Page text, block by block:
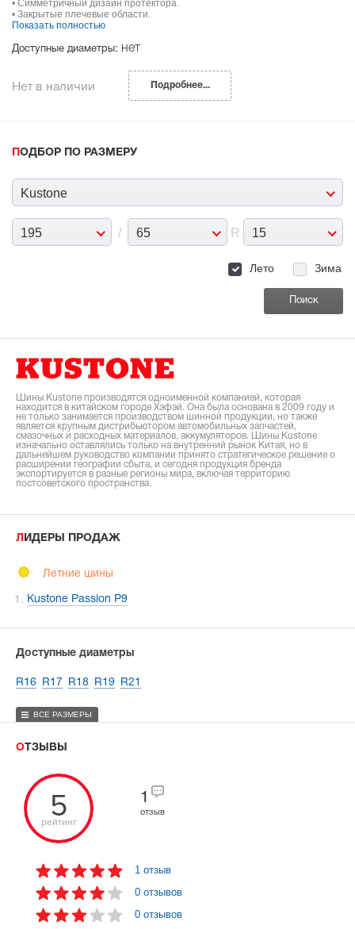
• Симметричный дизайн протектора.
• Закрытые плечевые области.
Показать полностью
Доступные диаметры: нет
Нет в наличии Подробнее...
ПОДБОР ПО РАЗМЕРУ
Kustone
195 / 65 R 15
Лето Зима
Шины Kustone производятся одноименной компанией, которая
находится в китайском городе Хэфэй. Она была основана в 2009 году и
не только занимается производством шинной продукции, но также
является крупным дистрибьютором автомобильных запчастей,
смазочных и расходных материалов, аккумуляторов. Шины Kustone
изначально оставлялись только на внутренний рынок Китая, но в
дальнейшем руководство компании принято стратегическое решение о
расширении географии сбыта, и сегодня продукция бренда
экспортируется в разные регионы мира, включая территорию
постсоветского пространства.
ЛИДЕРЫ ПРОДАЖ
Летние шины
Kustone Passion P9
Доступные диаметры
R16 R17 R18 R19 R21
ВСЕ РАЗМЕРЫ
ОТЗЫВЫ
5
рейтинг
1
отзыв
1 отзыв
0 отзывов
0 отзывов